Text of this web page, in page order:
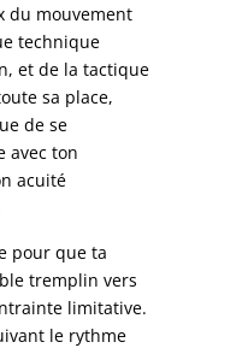
du mouvement
technique
et de la tactique
sa place,
de se
avec ton
acuité
pour que ta
tremplin vers
limitative.
le rythme